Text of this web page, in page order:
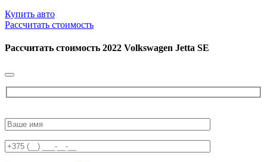
Купить авто
Рассчитать стоимость
Рассчитать стоимость 2022 Volkswagen Jetta SE
leave
field
empty.